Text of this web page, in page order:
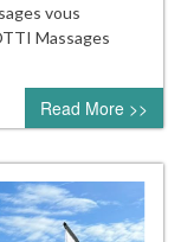
vous
Massages
Read More >>